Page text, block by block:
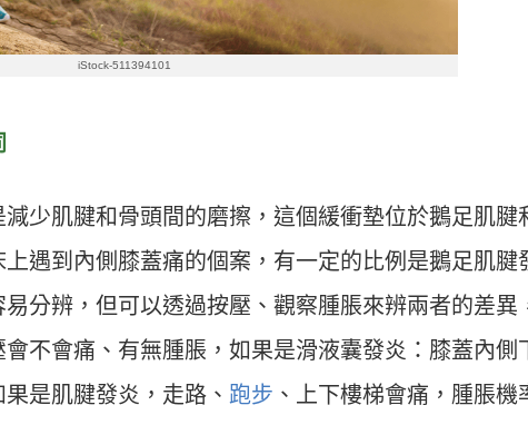
iStock-511394101
少肌腱和骨頭間的磨擦，這個緩衝墊位於鵝足肌腱
遇到內側膝蓋痛的個案，有一定的比例是鵝足肌腱
分辨，但可以透過按壓、觀察腫脹來辨兩者的差異
不會痛、有無腫脹，如果是滑液囊發炎：膝蓋內側
是肌腱發炎，走路、 跑步 、上下樓梯會痛，腫脹機